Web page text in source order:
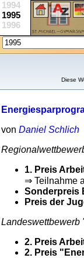
Diese
1994
1995
1996
von Daniel Schlich
1. Preis
⇒ Teilnahme
Sonder­preis
Preis der
Landes­wett­bewerb
2. Preis
2. Preis